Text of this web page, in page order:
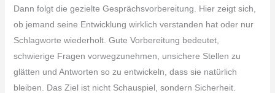
Dann folgt die gezielte Gesprächsvorbereitung. Hier zeigt sich,
ob jemand seine Entwicklung wirklich verstanden hat oder nur
Schlagworte wiederholt. Gute Vorbereitung bedeutet,
schwierige Fragen vorwegzunehmen, unsichere Stellen zu
glätten und Antworten so zu entwickeln, dass sie natürlich
bleiben. Das Ziel ist nicht Schauspiel, sondern Sicherheit.